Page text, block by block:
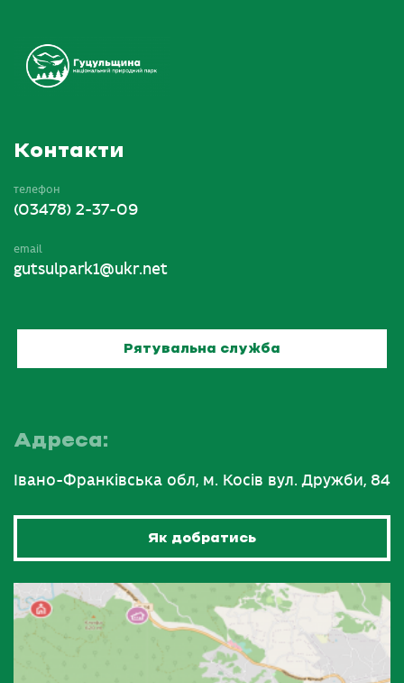
Контакти
телефон
(03478) 2-37-09
email
gutsulpark1@ukr.net
Рятувальна служба
Адреса:
Івано-Франківська обл, м. Косів вул. Дружби, 84
Як добратись